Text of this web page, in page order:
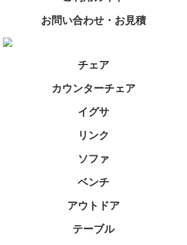
お問い合わせ・お見積
チェア
カウンターチェア
イグサ
リンク
ソファ
ベンチ
アウトドア
テーブル